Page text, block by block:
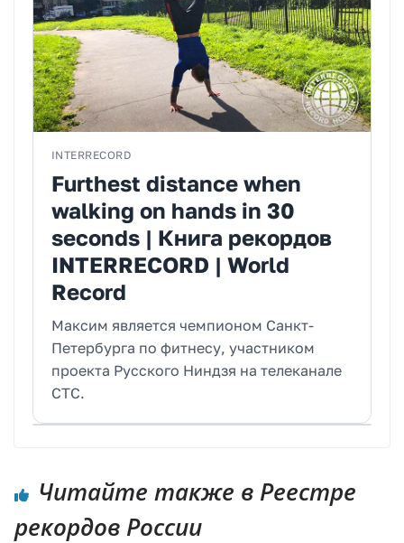
INTERRECORD
Furthest distance when
walking on hands in 30
seconds | Книга рекордов
INTERRECORD | World
Record
Максим является чемпионом Санкт-
Петербурга по фитнесу, участником
проекта Русского Ниндзя на телеканале
СТС.
Читайте также в Реестре
рекордов России